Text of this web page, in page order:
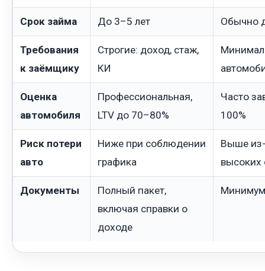
Срок займа До 3–5 лет Обычно
Требования
к заёмщику
Строгие: доход, стаж,
КИ
Оценка
автомобиля
Профессиональная,
LTV до 70–80%
Часто
100%
Риск потери
авто
Ниже при соблюдении
графика
Выше из-
высоких
Документы
Полный пакет,
включая справки о
доходе